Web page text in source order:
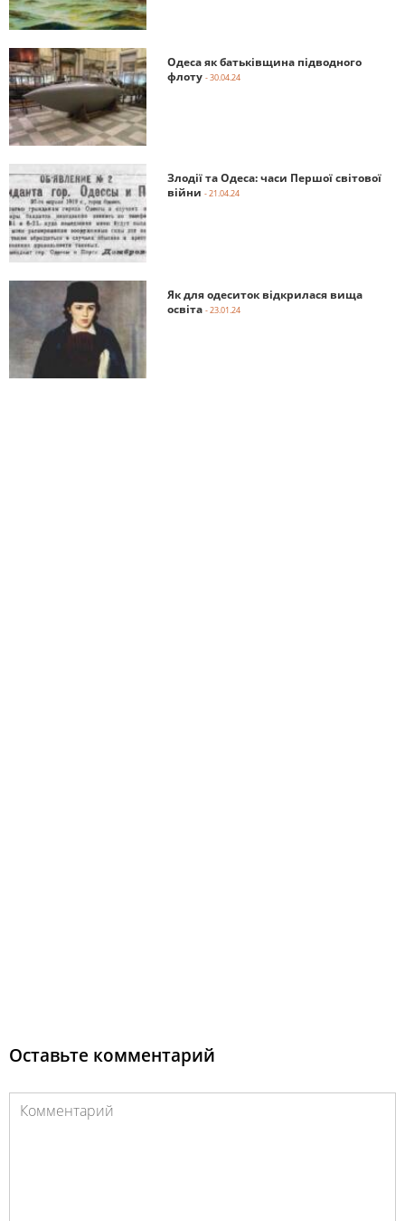
Одеса як батьківщина підводного
флоту - 30.04.24
Злодії та Одеса: часи Першої світової
війни - 21.04.24
Як для одеситок відкрилася вища
освіта - 23.01.24
Оставьте комментарий